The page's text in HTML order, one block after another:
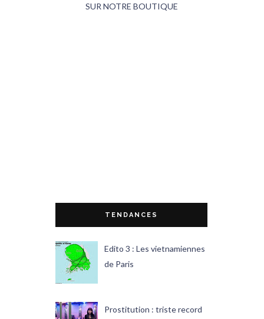
SUR NOTRE BOUTIQUE
TENDANCES
Edito 3 : Les vietnamiennes
de Paris
Prostitution : triste record